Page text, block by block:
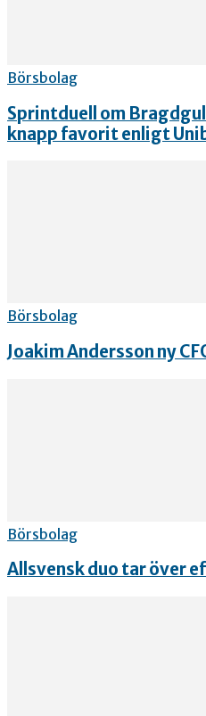
Börsbolag
Sprintduell om
knapp favorit enligt
Börsbolag
Joakim Andersson ny
Börsbolag
Allsvensk duo tar över